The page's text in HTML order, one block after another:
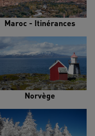
Maroc - Itinérances
Norvège